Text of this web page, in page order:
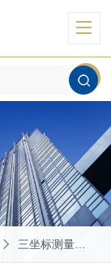
三坐标测量